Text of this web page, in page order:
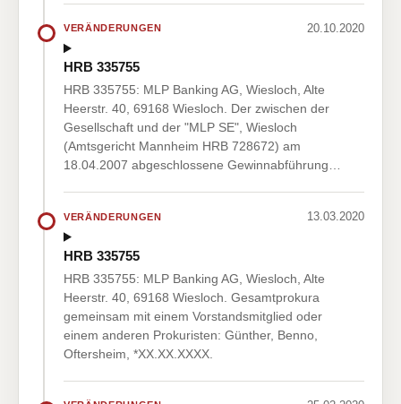
VERÄNDERUNGEN 20.10.2020
HRB 335755
HRB 335755: MLP Banking AG, Wiesloch, Alte
Heerstr. 40, 69168 Wiesloch. Der zwischen der
Gesellschaft und der "MLP SE", Wiesloch
(Amtsgericht Mannheim HRB 728672) am
18.04.2007 abgeschlossene Gewinnabführung…
VERÄNDERUNGEN 13.03.2020
HRB 335755
HRB 335755: MLP Banking AG, Wiesloch, Alte
Heerstr. 40, 69168 Wiesloch. Gesamtprokura
gemeinsam mit einem Vorstandsmitglied oder
einem anderen Prokuristen: Günther, Benno,
Oftersheim, *XX.XX.XXXX.